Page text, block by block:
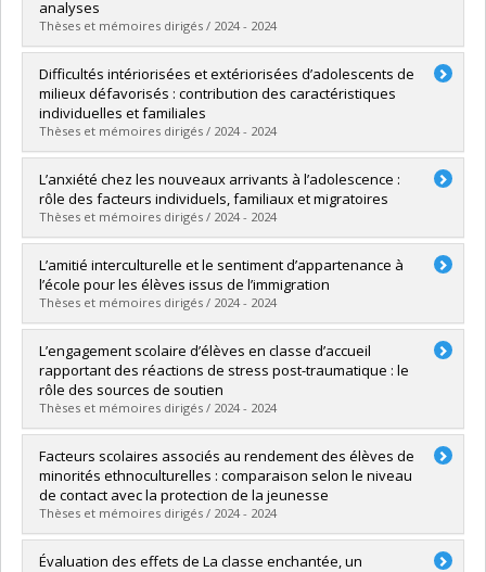
Lien vers le document dans Papyrus
analyses
Thèses et mémoires dirigés / 2024 - 2024
Graduate :Goulet, Julie
Cycle :Doctoral
Grade :Ph. D.
Lien vers le document dans Papyrus
Difficultés intériorisées et extériorisées d’adolescents de
milieux défavorisés : contribution des caractéristiques
individuelles et familiales
Thèses et mémoires dirigés / 2024 - 2024
Graduate :Shortridge, Sarah
Cycle :Doctoral
Grade :Ph. D.
Lien vers le document dans Papyrus
L’anxiété chez les nouveaux arrivants à l’adolescence :
rôle des facteurs individuels, familiaux et migratoires
Thèses et mémoires dirigés / 2024 - 2024
Graduate :Gilbert-Blanchard, Ophélie
Cycle : Doctoral
Grade :Ph. D.
Lien vers le document dans Papyrus
L’amitié interculturelle et le sentiment d’appartenance à
l’école pour les élèves issus de l’immigration
Thèses et mémoires dirigés / 2024 - 2024
Graduate :Bissala Demba, Paule Priscille
Cycle :Master's
Grade :M. Sc.
Lien vers le document dans Papyrus
L’engagement scolaire d’élèves en classe d’accueil
rapportant des réactions de stress post-traumatique : le
rôle des sources de soutien
Thèses et mémoires dirigés / 2024 - 2024
Graduate :Daoust-Zidane, Naïmé
Cycle :Master's
Grade :M. Sc.
Lien vers le document dans Papyrus
Facteurs scolaires associés au rendement des élèves de
minorités ethnoculturelles : comparaison selon le niveau
de contact avec la protection de la jeunesse
Thèses et mémoires dirigés / 2024 - 2024
Graduate :Drummond, Sarah
Évaluation des effets de La classe enchantée, un